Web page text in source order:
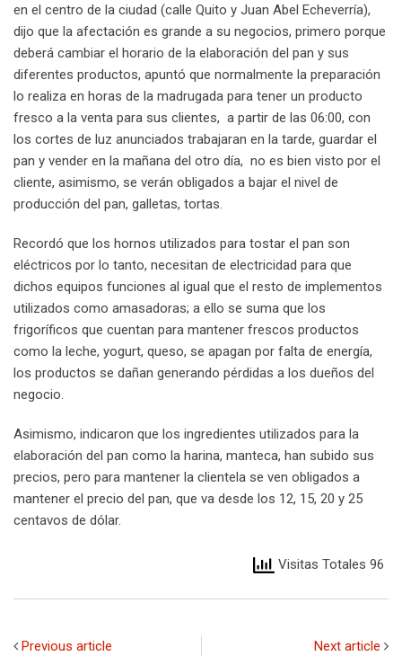
en el centro de la ciudad (calle Quito y Juan Abel Echeverría),
dijo que la afectación es grande a su negocios, primero porque
deberá cambiar el horario de la elaboración del pan y sus
diferentes productos, apuntó que normalmente la preparación
lo realiza en horas de la madrugada para tener un producto
fresco a la venta para sus clientes, a partir de las 06:00, con
los cortes de luz anunciados trabajaran en la tarde, guardar el
pan y vender en la mañana del otro día, no es bien visto por el
cliente, asimismo, se verán obligados a bajar el nivel de
producción del pan, galletas, tortas.
Recordó que los hornos utilizados para tostar el pan son
eléctricos por lo tanto, necesitan de electricidad para que
dichos equipos funciones al igual que el resto de implementos
utilizados como amasadoras; a ello se suma que los
frigoríficos que cuentan para mantener frescos productos
como la leche, yogurt, queso, se apagan por falta de energía,
los productos se dañan generando pérdidas a los dueños del
negocio.
Asimismo, indicaron que los ingredientes utilizados para la
elaboración del pan como la harina, manteca, han subido sus
precios, pero para mantener la clientela se ven obligados a
mantener el precio del pan, que va desde los 12, 15, 20 y 25
centavos de dólar.
Visitas Totales 96
Previous article Next article